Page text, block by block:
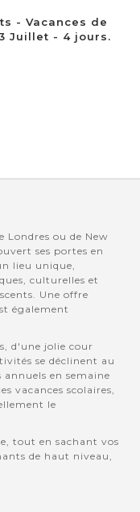
- Vacances de
Juillet - 4 jours.
Londres ou de New
ses portes en
lieu unique,
culturelles et
Une offre
également
d'une jolie cour
se déclinent au
en semaine
vacances scolaires,
le
tout en sachant vos
de haut niveau,